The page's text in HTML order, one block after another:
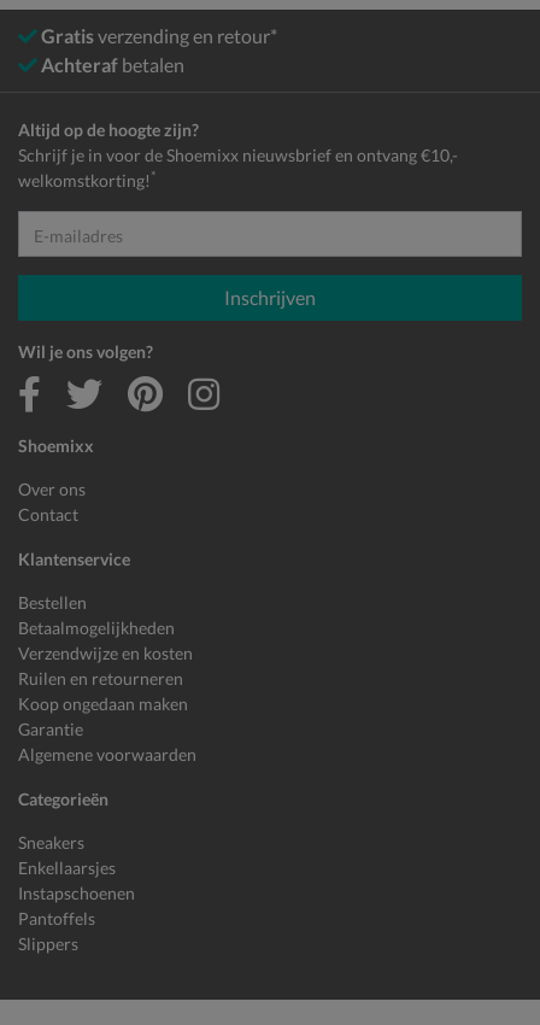
Gratisverzending en retour*
Achteraf betalen
Shoemixx
Over ons
Contact
Klantenservice
Bestellen
Betaalmogelijkheden
Verzendwijze en kosten
Ruilen en retourneren
Koop ongedaan maken
Garantie
Algemene voorwaarden
Categorieën
Sneakers
Enkellaarsjes
Instapschoenen
Pantoffels
Slippers
Altijd op de hoogte zijn?
Schrijf je in voor de Shoemixx nieuwsbrief en ontvang €10,-
welkomstkorting! *
E-mailadres
Inschrijven
Wil je ons volgen?